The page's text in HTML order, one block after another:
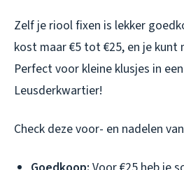
Zelf je riool fixen is lekker
kost maar €5 tot €25, en je kunt
Perfect voor kleine klusjes in
Leusderkwartier!
Check deze voor- en nadelen